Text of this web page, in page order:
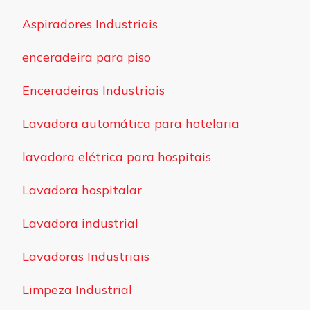
Aspiradores Industriais
enceradeira para piso
Enceradeiras Industriais
Lavadora automática para hotelaria
lavadora elétrica para hospitais
Lavadora hospitalar
Lavadora industrial
Lavadoras Industriais
Limpeza Industrial